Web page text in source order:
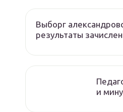
Выборг
результаты
и